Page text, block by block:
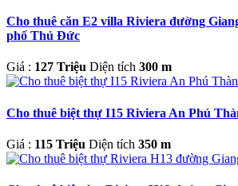
Cho thuê căn E2 villa Riviera đường
phố Thủ Đức
Giá : 127 Triệu Diện tích 300 m
Cho thuê biệt thự I15 Riviera An Phú
Giá : 115 Triệu Diện tích 350 m